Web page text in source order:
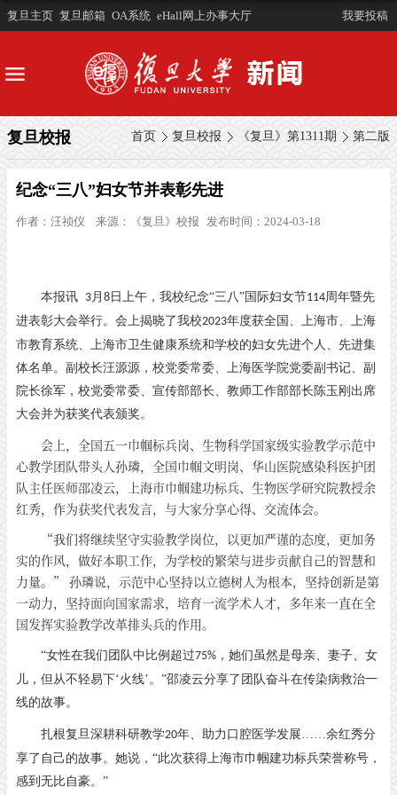
复旦主页 复旦邮箱 OA系统 eHall网上办事大厅 我要投稿
首页 复旦校报 《复旦》第1311期 第二版
复旦校报
纪念“三八”妇女节并表彰先进
作者： 汪祯仪 来源： 《复旦》校报 发布时间：2024-03-18
本报讯 3月 8 日上午，我校纪念“三八”国际妇女节114周年暨先
进表彰大会举行。会上揭晓了我校2023年度获全国、上海市、上海
市教育系统、上海市卫生健康系统和学校的妇女先进个人、先进集
体名单。副校长汪源源，校党委常委、上海医学院党委副书记、副
院长徐军，校党委常委、宣传部部长、教师工作部部长陈玉刚出席
大会并为获奖代表颁奖。
会上，全国五一巾帼标兵岗、生物科学国家级实验教学示范中
心教学团队带头人孙璘，全国巾帼文明岗、华山医院感染科医护团
队主任医师邵凌云，上海市巾帼建功标兵、生物医学研究院教授余
红秀，作为获奖代表发言，与大家分享心得、交流体会。
“我们将继续坚守实验教学岗位，以更加严谨的态度，更加务
实的作风，做好本职工作，为学校的繁荣与进步贡献自己的智慧和
力量。” 孙璘说，示范中心坚持以立德树人为根本，坚持创新是第
一动力，坚持面向国家需求，培育一流学术人才，多年来一直在全
国发挥实验教学改革排头兵的作用。
“女性在我们团队中比例超过75% ，她们虽然是母亲、妻子、女
儿，但从不轻易下‘火线’。”邵凌云分享了团队奋斗在传染病救治一
线的故事。
扎根复旦深耕科研教学20年、助力口腔医学发展……余红秀分
享了自己的故事。她说，“此次获得上海市巾帼建功标兵荣誉称号，
感到无比自豪。”